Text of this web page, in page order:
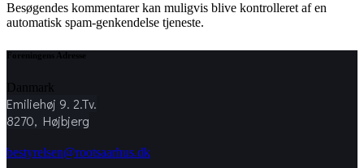
Besøgendes kommentarer kan muligvis blive kontrolleret af en
automatisk spam-genkendelse tjeneste.
Foreningens Adresse
Danmark
Emiliehøj 9. 2.Tv.
8270, Højbjerg
bestyrelsen@rootsaarhus.dk